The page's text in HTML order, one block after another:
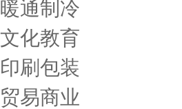
暖通制冷
文化教育
印刷包装
贸易商业